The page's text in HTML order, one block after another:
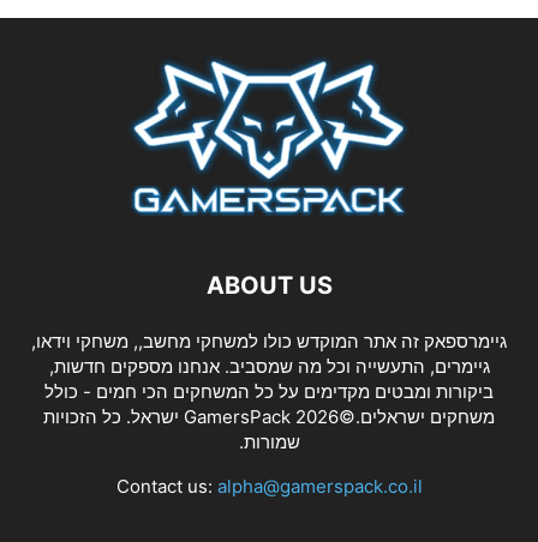
ABOUT US
גיימרספאק זה אתר המוקדש כולו למשחקי מחשב,, משחקי וידאו,
גיימרים, התעשייה וכל מה שמסביב. אנחנו מספקים חדשות,
ביקורות ומבטים מקדימים על כל המשחקים הכי חמים - כולל
משחקים ישראלים.©2026 GamersPack ישראל. כל הזכויות
שמורות.
Contact us: alpha@gamerspack.co.il